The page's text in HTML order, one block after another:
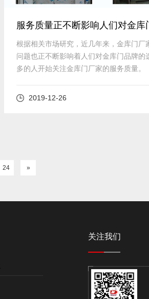
服务质量正不断影响人们对金库
选择
根据相关市场研究，近几年来，金库门厂
问题也正不断影响着人们对金库门品牌的
多的人开始关注金库门厂家的服务质量。
2019-12-26
24 »
关注我们